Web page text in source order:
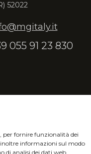
per fornire funzionalità dei
informazioni sul modo
di analisi dei dati web,
52022
055 91 23 830
friendly: fruisci del